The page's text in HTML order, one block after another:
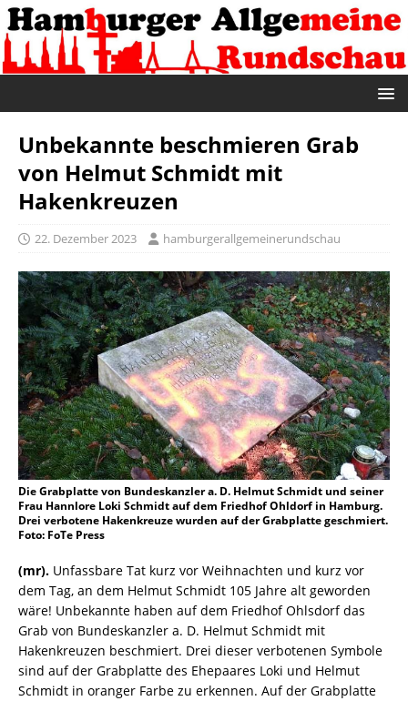
Unbekannte beschmieren Grab
von Helmut Schmidt mit
Hakenkreuzen
22. Dezember 2023 hamburgerallgemeinerundschau
Die Grabplatte von Bundeskanzler a. D. Helmut Schmidt und seiner
Frau Hannlore Loki Schmidt auf dem Friedhof Ohldorf in Hamburg.
Drei verbotene Hakenkreuze wurden auf der Grabplatte geschmiert.
Foto: FoTe Press
(mr). Unfassbare Tat kurz vor Weihnachten und kurz vor
dem Tag, an dem Helmut Schmidt 105 Jahre alt geworden
wäre! Unbekannte haben auf dem Friedhof Ohlsdorf das
Grab von Bundeskanzler a. D. Helmut Schmidt mit
Hakenkreuzen beschmiert. Drei dieser verbotenen Symbole
sind auf der Grabplatte des Ehepaares Loki und Helmut
Schmidt in oranger Farbe zu erkennen. Auf der Grabplatte